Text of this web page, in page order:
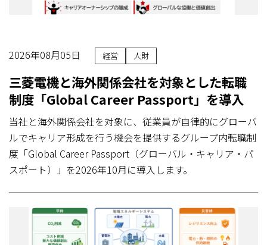
2026年08月05日 経営 人財
三菱電機と海外関係会社を対象とした転職
制度「Global Career Passport」を導入
当社と海外関係会社を対象に、従業員が自律的にグローバ
ルでキャリア形成を行う機会を提供するグループ内転職制
度「Global Career Passport（グローバル・キャリア・パ
スポート）」を2026年10月に導入します。